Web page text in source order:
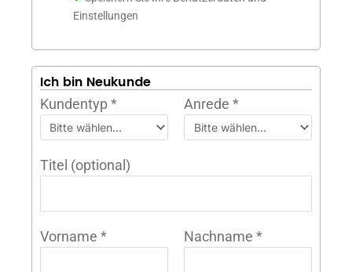
Einstellungen
Ich bin Neukunde
Kundentyp* Anrede*
Titel (optional)
Vorname * Nachname*